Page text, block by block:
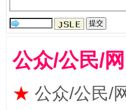
公众/公民/
★ 公众/公民/